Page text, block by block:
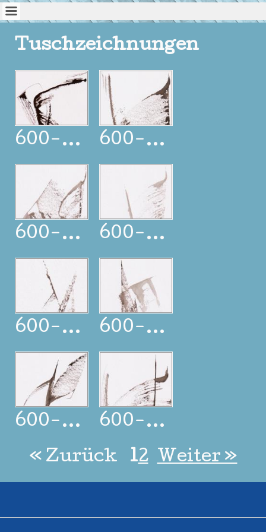
Tuschzeichnungen
600-25-0124 600-25-0125
600-25-0126 600-25-0127
600-25-0128 600-25-0129
600-25-0130
600-25-0131
« Zurück
12 Weiter »